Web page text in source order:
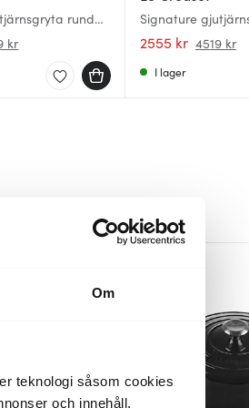
Om
teknologi såsom cookies
och innehåll,
rund
kr
Signature
26 cm 5,3 L
2555 kr 4519 kr
I lager